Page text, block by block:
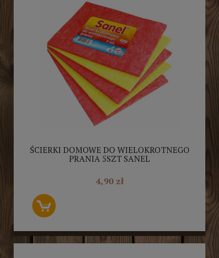
ŚCIERKI DOMOWE DO WIELOKROTNEGO
PRANIA 5SZT SANEL
4,90 zł